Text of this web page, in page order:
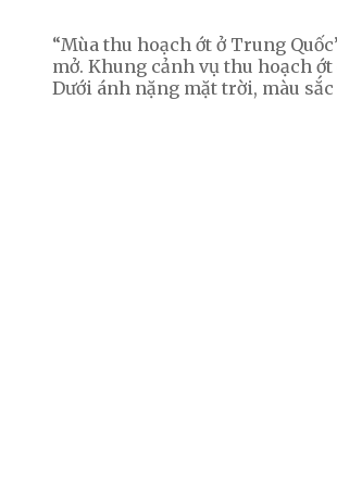
“Mùa thu hoạch ớt ở Trung
mở. Khung cảnh vụ thu hoạch
Dưới ánh nặng mặt trời, màu